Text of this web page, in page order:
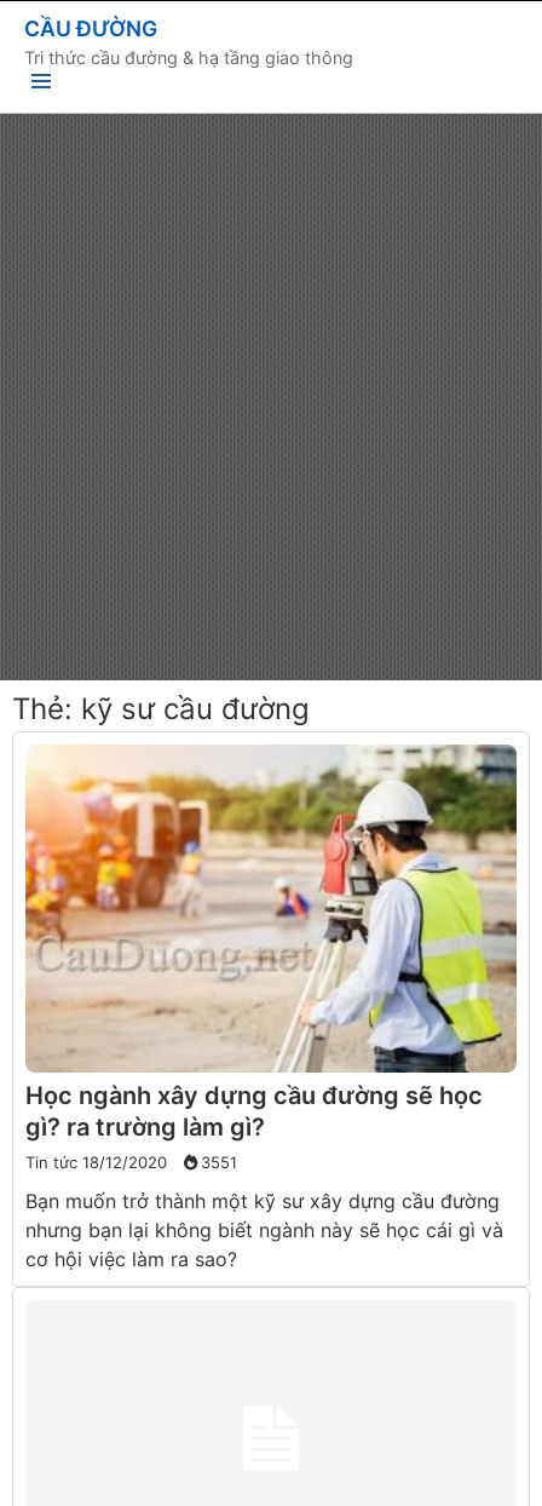
CẦU ĐƯỜNG
Tri thức cầu đường & hạ tầng giao thông
Thẻ: kỹ sư cầu đường
Học ngành xây dựng cầu đường sẽ học
gì? ra trường làm gì?
Tin tức 18/12/2020 3551
Bạn muốn trở thành một kỹ sư xây dựng cầu đường
nhưng bạn lại không biết ngành này sẽ học cái gì và
cơ hội việc làm ra sao?